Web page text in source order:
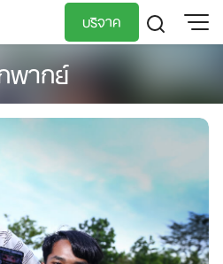
บริจาค
TH
EN
พากย์